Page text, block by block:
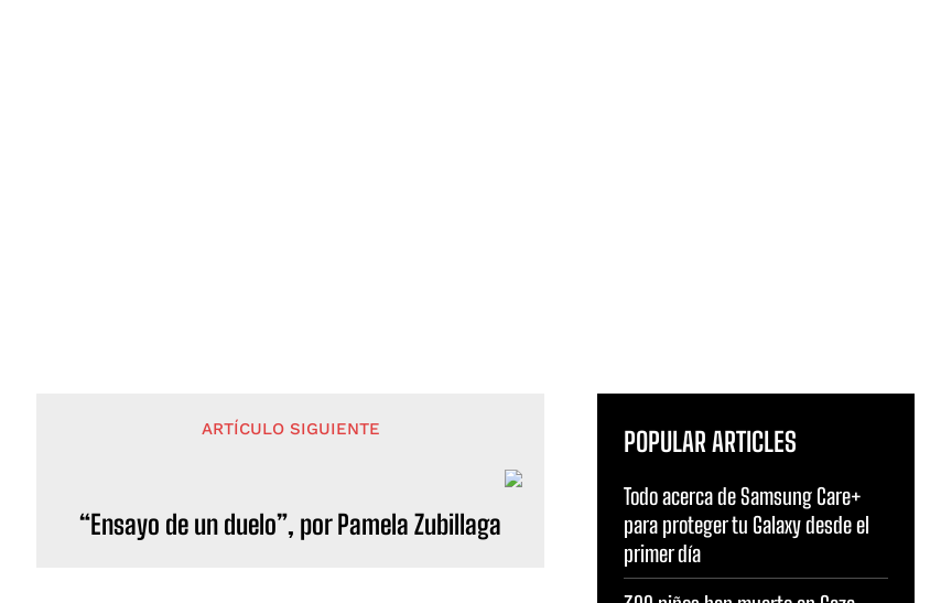
ARTÍCULO SIGUIENTE
“Ensayo de un duelo”, por Pamela Zubillaga
POPULAR ARTICLES
Todo acerca de Samsung Care+
para proteger tu Galaxy desde el
primer día